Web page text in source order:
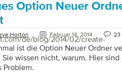
de/blog/2014/02/create-
Option Neuer
Horton Februar 14, 2014 23
ist die Option Neuer Ordner
Sie wissen nicht, warum. Hier
Problem.